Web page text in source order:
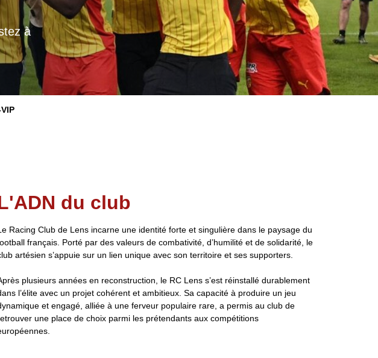
à
du club
Racing Club de Lens incarne une identité forte et singulière dans le paysage du
français. Porté par des valeurs de combativité, d’humilité et de solidarité, le
artésien s’appuie sur un lien unique avec son territoire et ses supporters.
plusieurs années en reconstruction, le RC Lens s’est réinstallé durablement
l’élite avec un projet cohérent et ambitieux. Sa capacité à produire un jeu
et engagé, alliée à une ferveur populaire rare, a permis au club de
une place de choix parmi les prétendants aux compétitions